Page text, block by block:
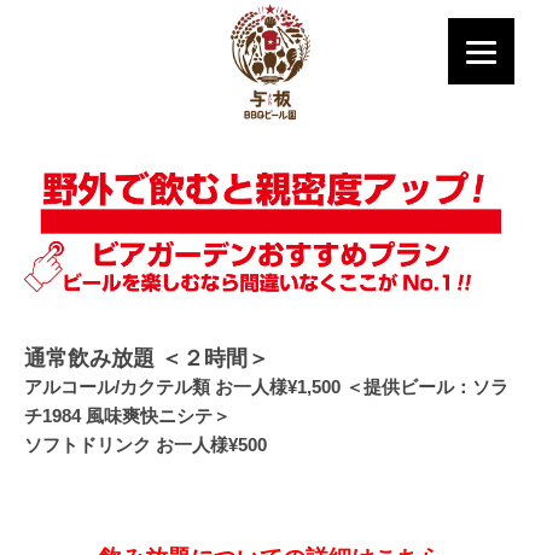
通常飲み放題 ＜２時間＞
アルコール/カクテル類 お一人様¥1,500 ＜提供ビール：ソラ
チ1984 風味爽快ニシテ＞
ソフトドリンク お一人様¥500